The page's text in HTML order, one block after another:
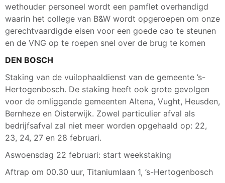
wethouder personeel wordt een pamflet overhandigd
waarin het college van B&W wordt opgeroepen om onze
gerechtvaardigde eisen voor een goede cao te steunen
en de VNG op te roepen snel over de brug te komen
DEN BOSCH
Staking van de vuilophaaldienst van de gemeente ’s-
Hertogenbosch. De staking heeft ook grote gevolgen
voor de omliggende gemeenten Altena, Vught, Heusden,
Bernheze en Oisterwijk. Zowel particulier afval als
bedrijfsafval zal niet meer worden opgehaald op: 22,
23, 24, 27 en 28 februari.
Aswoensdag 22 februari: start weekstaking
Aftrap om 00.30 uur, Titaniumlaan 1, ’s-Hertogenbosch